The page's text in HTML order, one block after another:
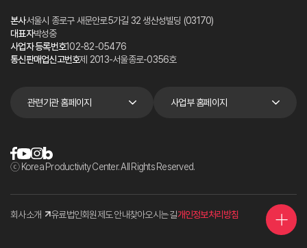
본사서울시 종로구 새문안로5가길 32 생산성빌딩 (03170)
대표자박성중
사업자 등록번호102-82-05476
통신판매업신고번호제 2013-서울종로-0356호
관련기관 홈페이지 사업부 홈페이지
ⓒ Korea Productivity Center. All Rights Reserved.
회사소개 유료법인회원제도 안내찾아오시는 길개인정보처리방침